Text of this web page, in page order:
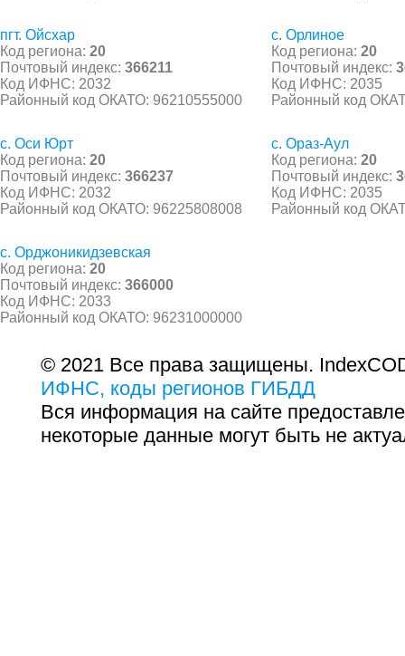
пгт. Ойсхар
Код региона: 20
Почтовый индекс: 366211
Код ИФНС: 2032
Районный код ОКАТО: 96210555000
с. Орлиное
Код региона: 20
Почтовый индекс:
Код ИФНС: 2035
Районный код
с. Оси Юрт
Код региона: 20
Почтовый индекс: 366237
Код ИФНС: 2032
Районный код ОКАТО: 96225808008
с. Ораз-Аул
Код региона: 20
Почтовый индекс:
Код ИФНС: 2035
Районный код
с. Орджоникидзевская
Код региона: 20
Почтовый индекс: 366000
Код ИФНС: 2033
Районный код ОКАТО: 96231000000
© 2021 Все права защищены.
ИФНС, коды регионов ГИБДД
Вся информация на сайте
некоторые данные могут быть не